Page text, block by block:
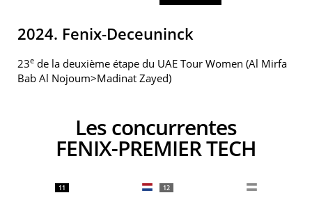
2024. Fenix-Deceuninck
23e de la deuxième étape du UAE Tour Women (Al Mirfa
Bab Al Nojoum>Madinat Zayed)
Les concurrentes
FENIX-PREMIER TECH
11 12